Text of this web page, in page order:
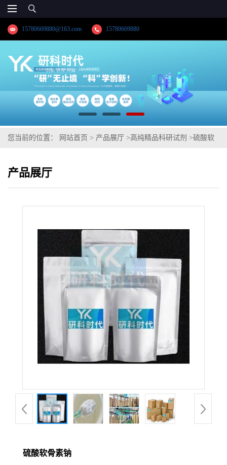
15780669880@163.com 15780669880
您当前的位置： 网站首页 > 产品展厅 >高纯精品科研试剂 >硫酸软
产品展厅
硫酸软骨素钠